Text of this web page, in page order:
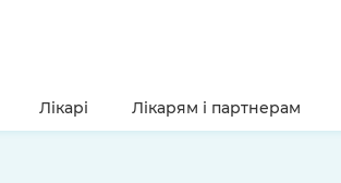
Лікарі Лікарям і партнерам